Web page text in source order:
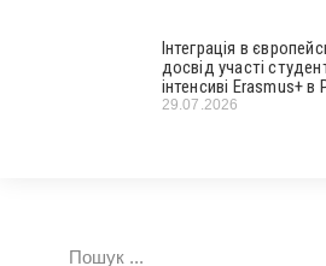
Інтеграція в
досвід участі
інтенсиві Erasmus+ в
29.07.2026